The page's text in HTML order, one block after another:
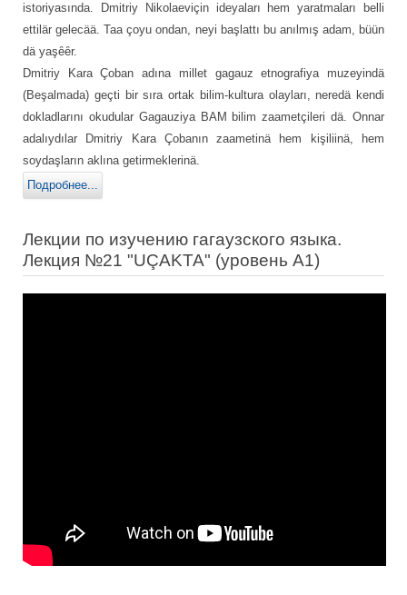
istoriyasında. Dmitriy Nikolaeviçin ideyaları hem yaratmaları belli
ettilär gelecää. Taa çoyu ondan, neyi başlattı bu anılmış adam, büün
dä yaşȇȇr.
Dmitriy Kara Çoban adına millet gagauz etnografiya muzeyindä
(Beşalmada) geçti bir sıra ortak bilim-kultura olayları, neredä kendi
dokladlarını okudular Gagauziya BAM bilim zaametçileri dä. Onnar
adalıydılar Dmitriy Kara Çobanın zaametinä hem kişiliinä, hem
soydaşların aklına getirmeklerinä.
Подробнее...
Лекции по изучению гагаузского языка.
Лекция №21 "UÇAKTA" (уровень А1)